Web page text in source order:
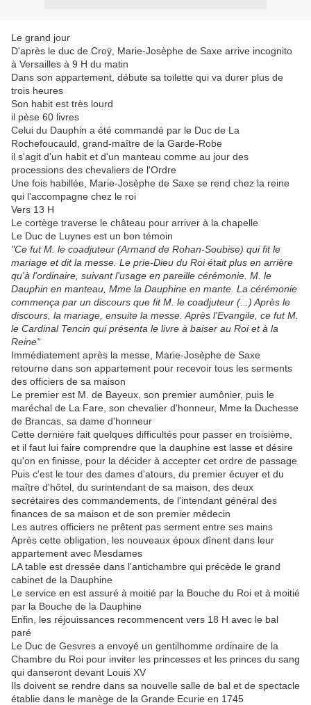
Le grand jour
D'après le duc de Croÿ, Marie-Josèphe de Saxe arrive incognito
à Versailles à 9 H du matin
Dans son appartement, débute sa toilette qui va durer plus de
trois heures
Son habit est très lourd
il pèse 60 livres
Celui du Dauphin a été commandé par le Duc de La
Rochefoucauld, grand-maître de la Garde-Robe
il s'agit d'un habit et d'un manteau comme au jour des
processions des chevaliers de l'Ordre
Une fois habillée, Marie-Josèphe de Saxe se rend chez la reine
qui l'accompagne chez le roi
Vers 13 H
Le cortège traverse le château pour arriver à la chapelle
Le Duc de Luynes est un bon témoin
"Ce fut M. le coadjuteur (Armand de Rohan-Soubise) qui fit le
mariage et dit la messe. Le prie-Dieu du Roi était plus en arrière
qu'à l'ordinaire, suivant l'usage en pareille cérémonie. M. le
Dauphin en manteau, Mme la Dauphine en mante. La cérémonie
commença par un discours que fit M. le coadjuteur (...) Après le
discours, la mariage, ensuite la messe. Après l'Evangile, ce fut M.
le Cardinal Tencin qui présenta le livre à baiser au Roi et à la
Reine"
Immédiatement après la messe, Marie-Josèphe de Saxe
retourne dans son appartement pour recevoir tous les serments
des officiers de sa maison
Le premier est M. de Bayeux, son premier aumônier, puis le
maréchal de La Fare, son chevalier d'honneur, Mme la Duchesse
de Brancas, sa dame d'honneur
Cette dernière fait quelques difficultés pour passer en troisième,
et il faut lui faire comprendre que la dauphine est lasse et désire
qu'on en finisse, pour la décider à accepter cet ordre de passage
Puis c'est le tour des dames d'atours, du premier écuyer et du
maître d'hôtel, du surintendant de sa maison, des deux
secrétaires des commandements, de l'intendant général des
finances de sa maison et de son premier médecin
Les autres officiers ne prêtent pas serment entre ses mains
Après cette obligation, les nouveaux époux dînent dans leur
appartement avec Mesdames
LA table est dressée dans l'antichambre qui précède le grand
cabinet de la Dauphine
Le service en est assuré à moitié par la Bouche du Roi et à moitié
par la Bouche de la Dauphine
Enfin, les réjouissances recommencent vers 18 H avec le bal
paré
Le Duc de Gesvres a envoyé un gentilhomme ordinaire de la
Chambre du Roi pour inviter les princesses et les princes du sang
qui danseront devant Louis XV
Ils doivent se rendre dans sa nouvelle salle de bal et de spectacle
établie dans le manège de la Grande Ecurie en 1745